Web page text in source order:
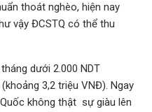
thoát nghèo, hiện nay
vậy ĐCSTQ có thể thu
dưới 2.000 NDT
3,2 triệu VNĐ). Ngay
không thật sự giàu lên